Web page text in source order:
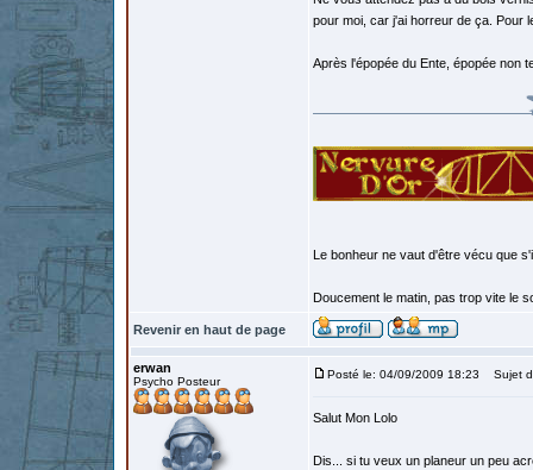
pour moi, car j'ai horreur de ça. Pour
Après l'épopée du Ente, épopée non
Le bonheur ne vaut d'être vécu que
Doucement le matin, pas trop vite le
Revenir en haut de page
erwan
Psycho Posteur
Posté le: 04/09/2009 18:23 Sujet
Salut Mon Lolo
Dis... si tu veux un planeur un peu